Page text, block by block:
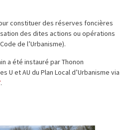
constituer des réserves foncières
des dites actions ou opérations
de l’Urbanisme).
a été instauré par Thonon
U et AU du Plan Local d’Urbanisme via
.